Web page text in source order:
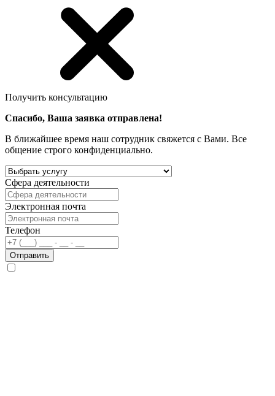
Получить консультацию
Спасибо, Ваша заявка отправлена!
В ближайшее время наш сотрудник свяжется с Вами. Все
общение строго конфиденциально.
Сфера деятельности
Электронная почта
Телефон
Отправить